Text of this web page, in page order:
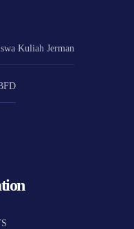
Kuliah Jerman